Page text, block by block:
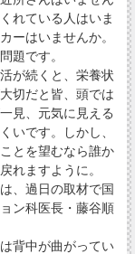
れている人はいま
ーはいませんか。
題です。
が続くと、栄養状
切だと皆、頭では
見、元気に見える
いです。しかし、
とを望むなら誰か
れますように。
、過日の取材で国
ン科医長・藤谷順
背中が曲がってい